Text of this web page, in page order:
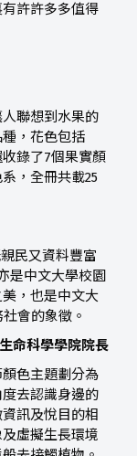
許許多多值得
聯想到水果的
，花色包括
錄了7個果實顏
，全冊共載25
民又資料豐富
是中文大學校園
，也是中文大
會的象徵。
命科學學院院長
色主題劃分為
去認識身邊的
訊及悅目的相
虛擬生長環境